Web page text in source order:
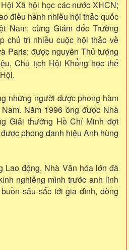
Xã hội học các nước XHCN;
điều hành nhiều hội thảo quốc
Nam; cùng Giám đốc Trường
chủ trì nhiều cuộc hội thảo về
Paris; được nguyên Thủ tướng
Chủ tịch Hội Khổng học thế
những người được phong hàm
Năm 1996 ông được Nhà
Giải thưởng Hồ Chí Minh đợt
phong danh hiệu Anh hùng
Lao động, Nhà Văn hóa lớn đã
nghiêng mình trước anh linh
sâu sắc tới gia đình, dòng